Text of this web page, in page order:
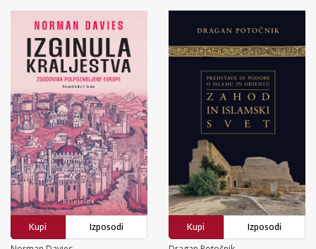
Kupi
Izposodi
Kupi
Izposodi